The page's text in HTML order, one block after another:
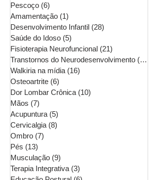
Pescoço (6)
Amamentação (1)
Desenvolvimento Infantil (28)
Saúde do Idoso (5)
Fisioterapia Neurofuncional (21)
Transtornos do Neurodesenvolvimento (16)
Walkiria na mídia (16)
Osteoartrite (6)
Dor Lombar Crônica (10)
Mãos (7)
Acupuntura (5)
Cervicalgia (8)
Ombro (7)
Pés (13)
Musculação (9)
Terapia Integrativa (3)